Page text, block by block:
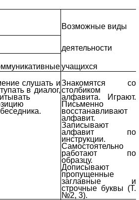
Возможные виды
деятельности
учащихся
слушать и
в диалог,
Знакомятся со
столбиком
алфавита. Играют.
Письменно
восстанавливают
алфавит.
Записывают
алфавит по
инструкции.
Самостоятельно
работают по
образцу.
Дописывают
пропущенные
заглавные и
строчные буквы (Т.
№2, 3).